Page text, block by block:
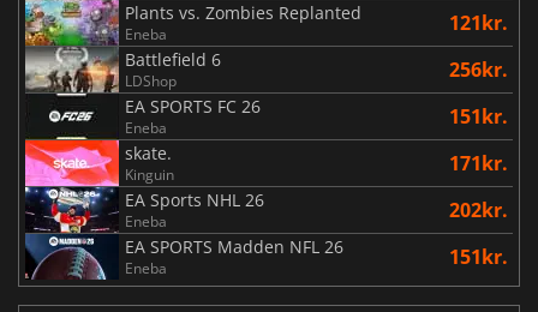
Plants vs. Zombies Replanted
Eneba 121kr.
Battlefield 6
LDShop 256kr.
EA SPORTS FC 26
Eneba 151kr.
skate.
Kinguin 171kr.
EA Sports NHL 26
Eneba 202kr.
EA SPORTS Madden NFL 26
Eneba 151kr.